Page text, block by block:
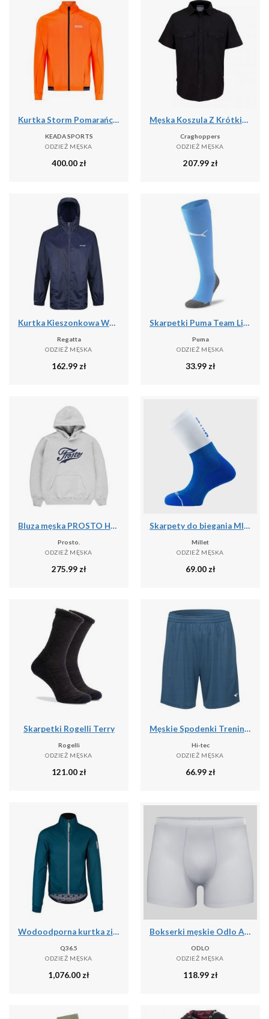
Kurtka Storm Pomarańczowa – Męska Termiczna Kurtka Kolarska
KEADA SPORTS
ODZIEŻ MĘSKA
400.00 zł
Męska Koszula Z Krótkim Rękawem Expert Kiwi
Craghoppers
ODZIEŻ MĘSKA
207.99 zł
Kurtka Kieszonkowa Wodoodporna Męska + Worek Pack It III
Regatta
ODZIEŻ MĘSKA
162.99 zł
Skarpetki Puma Team Liga Core
Puma
ODZIEŻ MĘSKA
33.99 zł
Bluza męska PROSTO Hoodie Aiz
Prosto.
ODZIEŻ MĘSKA
275.99 zł
Skarpety do biegania MILLET Intense Crew Socks M
Millet
ODZIEŻ MĘSKA
69.00 zł
Skarpetki Rogelli Terry
Rogelli
ODZIEŻ MĘSKA
121.00 zł
Męskie Spodenki Treningowe Hisam
Hi-tec
ODZIEŻ MĘSKA
66.99 zł
Wodoodporna kurtka zimowa Q36.5 Adventure
Q36.5
ODZIEŻ MĘSKA
1,076.00 zł
Bokserki męskie Odlo ACTIVE F-DRyIGHT ECO
ODLO
ODZIEŻ MĘSKA
118.99 zł